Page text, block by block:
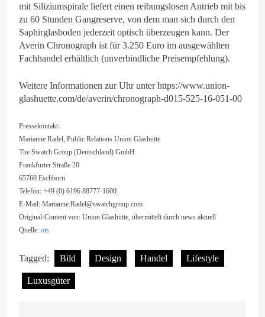
mit Siliziumspirale liefert einen reibungslosen Antrieb mit bis
zu 60 Stunden Gangreserve, von dem man sich durch den
Saphirglasboden jederzeit optisch überzeugen kann. Der
Averin Chronograph ist für 3.250 Euro im ausgewählten
Fachhandel erhältlich (unverbindliche Preisempfehlung).
Weitere Informationen zur Uhr unter https://www.union-
glashuette.com/de/averin/chronograph-d015-525-16-051-00
Pressekontakt:
Marianne Radel, Public Relations Union Glashütte
The Swatch Group (Deutschland) GmbH
Frankfurter Straße 20
65760 Eschborn
Telefon: +49 (0) 6196 88777-1600
E-Mail: Marianne.Radel@swatchgroup.com
Original-Content von: Union Glashütte, übermittelt durch news aktuell
Quelle: ots
Tagged: Bild Design Handel Lifestyle
Luxusgüter